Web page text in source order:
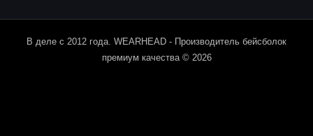
В деле с 2012 года. WEARHEAD - Производитель бейсболок
премиум качества © 2026